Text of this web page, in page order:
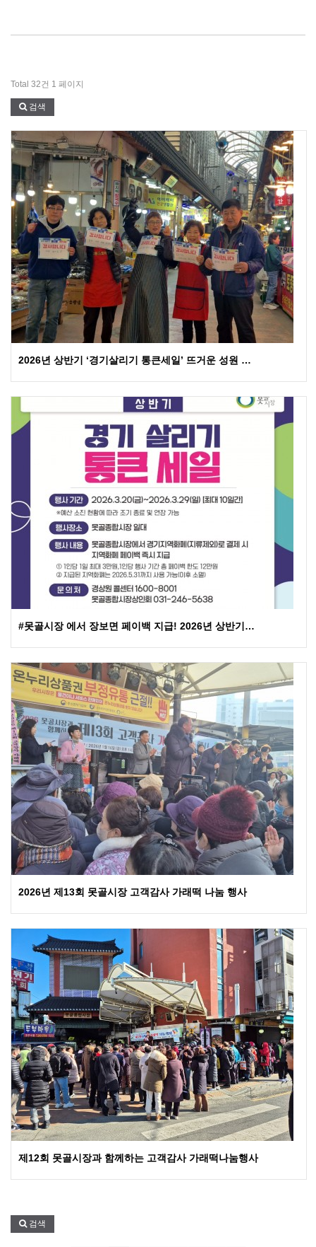
Total 32건 1 페이지
검색
2026년 상반기 ‘경기살리기 통큰세일’ 뜨거운 성원 …
#못골시장 에서 장보면 페이백 지급! 2026년 상반기…
2026년 제13회 못골시장 고객감사 가래떡 나눔 행사
제12회 못골시장과 함께하는 고객감사 가래떡나눔행사
검색